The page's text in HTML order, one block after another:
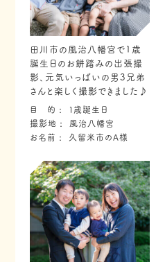
田川市の風治八幡宮で1歳
誕生日のお餅踏みの出張撮
影、元気いっぱいの男3兄弟
さんと楽しく撮影できました♪
目 的
１歳誕生日
撮影地
風治八幡宮
お名前
久留米市のA様